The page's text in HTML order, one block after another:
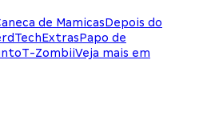
de MamicasDepois do
ExtrasPapo de
T-ZombiiVeja mais em